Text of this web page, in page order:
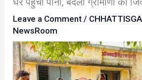
Leave a Comment /
NewsRoom